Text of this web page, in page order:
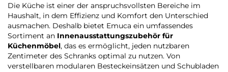
Die Küche ist einer der anspruchsvollsten Bereiche im
Haushalt, in dem Effizienz und Komfort den Unterschied
ausmachen. Deshalb bietet Emuca ein umfassendes
Sortiment an Innenausstattungszubehör für
Küchenmöbel, das es ermöglicht, jeden nutzbaren
Zentimeter des Schranks optimal zu nutzen. Von
verstellbaren modularen Besteckeinsätzen und Schubladen